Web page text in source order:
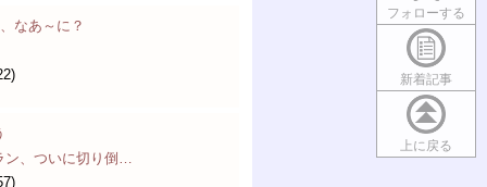
フォローする
新着記事
上に戻る
なあ～に？
ン、ついに切り倒…